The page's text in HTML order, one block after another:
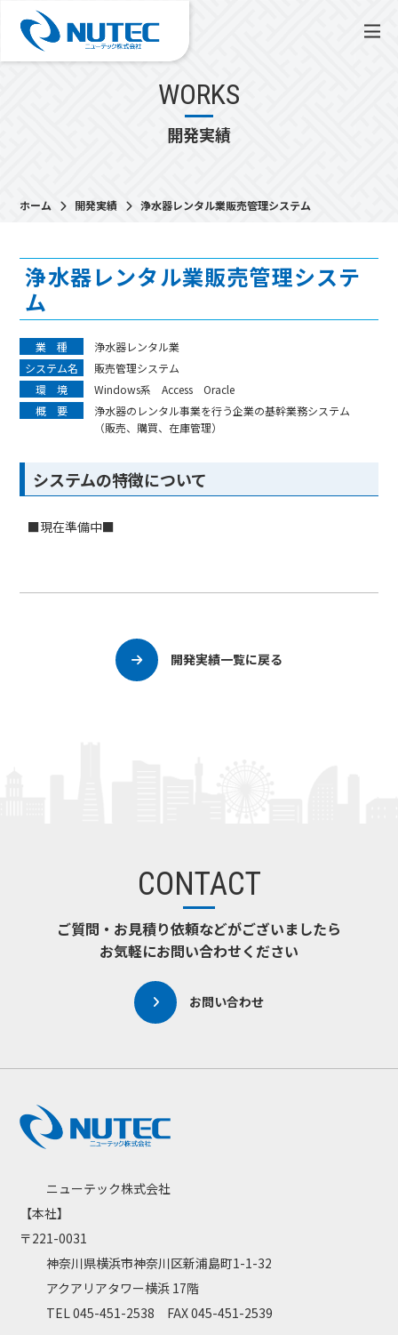
WORKS
開発実績
ホーム 開発実績 浄水器レンタル業販売管理システム
浄水器レンタル業販売管理システ
ム
業 種
浄水器レンタル業
システム名
販売管理システム
環 境
Windows系 Access Oracle
概 要
浄水器のレンタル事業を行う企業の基幹業務システム
（販売、購買、在庫管理）
システムの特徴について
■現在準備中■
開発実績一覧に戻る
CONTACT
ご質問・お見積り依頼などがございましたら
お気軽にお問い合わせください
お問い合わせ
ニューテック株式会社
【本社】
〒221-0031
神奈川県横浜市神奈川区新浦島町1-1-32
アクアリアタワー横浜 17階
TEL 045-451-2538 FAX 045-451-2539